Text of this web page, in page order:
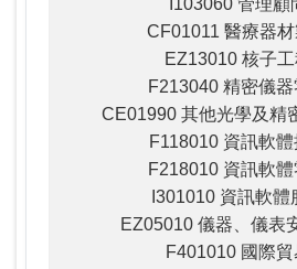
I103060 管理顧
CF01011 醫療器
EZ13010 核子
F213040 精密儀
CE01990 其他光學及精
F118010 資訊軟
F218010 資訊軟
I301010 資訊軟體
EZ05010 儀器、儀表
F401010 國際貿